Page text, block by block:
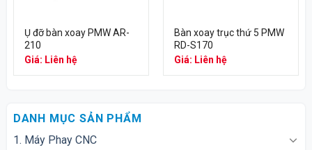
Ụ đỡ bàn xoay PMW AR-
210
Giá: Liên hệ
Bàn xoay trục thứ 5 PMW
RD-S170
Giá: Liên hệ
DANH MỤC SẢN PHẨM
1. Máy Phay CNC